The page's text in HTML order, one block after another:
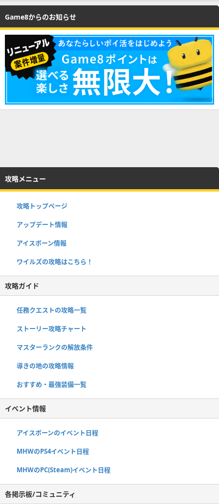
Game8からのお知らせ
攻略メニュー
攻略トップページ
アップデート情報
アイスボーン情報
ワイルズの攻略はこちら！
攻略ガイド
任務クエストの攻略一覧
ストーリー攻略チャート
マスターランクの解放条件
導きの地の攻略情報
おすすめ・最強装備一覧
イベント情報
アイスボーンのイベント日程
MHWのPS4イベント日程
MHWのPC(Steam)イベント日程
各掲示板/コミュニティ